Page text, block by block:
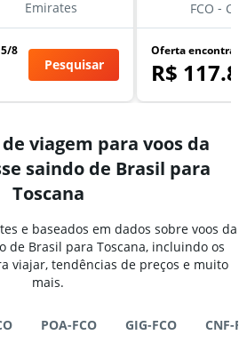
Emirates
8
Pesquisar
FCO -
Oferta
R$
viagem para voos da
saindo de Brasil para
Toscana
e baseados em dados sobre voos da
de Brasil para Toscana, incluindo os
viajar, tendências de preços e muito
mais.
POA-FCO GIG-FCO CNF-